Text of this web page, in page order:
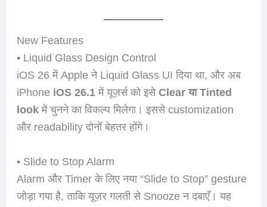
New Features
• Liquid Glass Design Control
iOS 26 में Apple ने Liquid Glass UI दिया था, और अब
iPhone iOS 26.1में यूज़र्स को इसे Clear या Tinted
lookमें चुनने का विकल्प मिलेगा। इससे customization
और readability दोनों बेहतर होंगे।
• Slide to Stop Alarm
Alarm और Timer के लिए नया “Slide to Stop” gesture
जोड़ा गया है, ताकि यूज़र गलती से Snooze न दबाएँ। यह